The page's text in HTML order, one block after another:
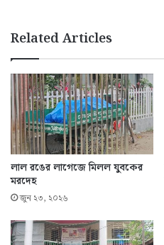
Related Articles
লাল রঙের লাগেজে মিলল যুবকের
মরদেহ
জুন ২৩, ২০২৬